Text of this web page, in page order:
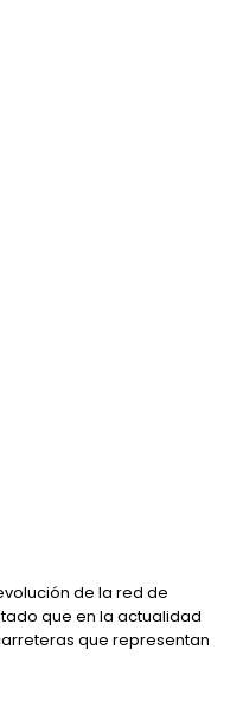
de la red de
que en la actualidad
que representan